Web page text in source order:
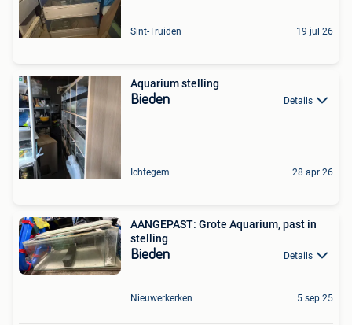
Sint-Truiden 19 jul 26
Aquarium stelling
Bieden Details
Ichtegem 28 apr 26
AANGEPAST: Grote Aquarium, past in
stelling
Bieden Details
Nieuwerkerken 5 sep 25